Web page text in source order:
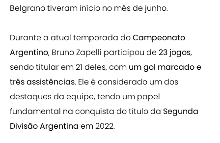
Belgrano tiveram início no mês de junho.
Durante a atual temporada doCampeonato
Argentino, Bruno Zapelli participou de23 jogos,
sendo titular em 21 deles, com um gol marcado e
três assistências. Ele é considerado um dos
destaques da equipe, tendo um papel
fundamental na conquista do título da Segunda
Divisão Argentina em 2022.